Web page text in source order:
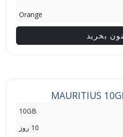
Orange
بخرید
MAURITIUS
10GB
10 روز